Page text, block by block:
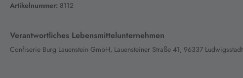
Artikelnummer: 8112
Verantwortliches Lebensmittelunternehmen
Confiserie Burg Lauenstein GmbH, Lauensteiner Straße 41, 96337 Ludwigsstadt